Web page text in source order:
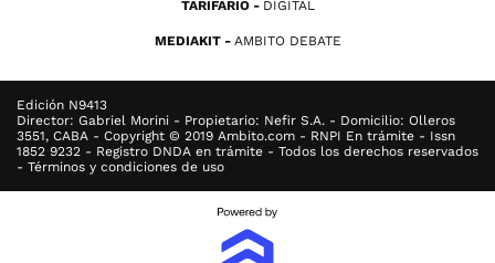
TARIFARIO DIGITAL
MEDIAKIT AMBITO DEBATE
Edición N9413
Director: Gabriel Morini - Propietario: Nefir S.A. - Domicilio: Olleros
3551, CABA - Copyright © 2019 Ambito.com - RNPI En trámite - Issn
1852 9232 - Registro DNDA en trámite - Todos los derechos reservados
- Términos y condiciones de uso